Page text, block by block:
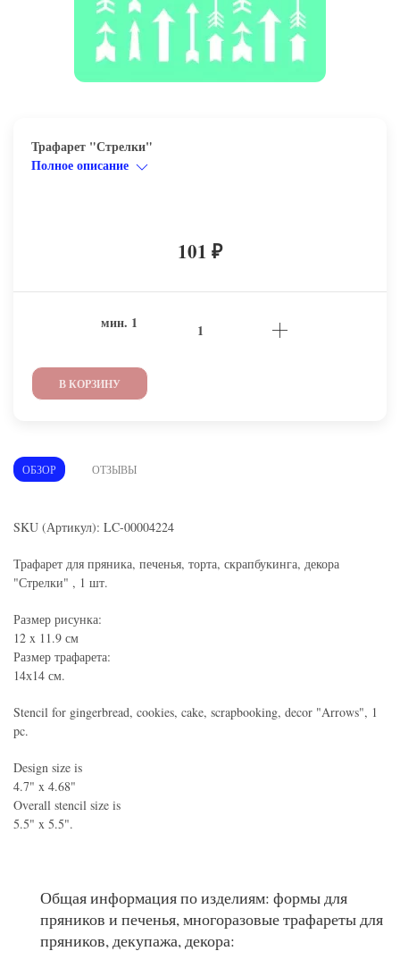
Трафарет "Стрелки"
Полное описание
101 ₽
мин. 1
В КОРЗИНУ
ОБЗОР ОТЗЫВЫ
SKU (Артикул): LC-00004224
Трафарет для пряника, печенья, торта, скрапбукинга, декора
"Стрелки" , 1 шт.
Размер рисунка:
12 x 11.9 см
Размер трафарета:
14х14 см.
Stencil for gingerbread, cookies, cake, scrapbooking, decor "Arrows", 1
pc.
Design size is
4.7" x 4.68"
Overall stencil size is
5.5" x 5.5".
Общая информация по изделиям: формы для
пряников и печенья, многоразовые трафареты для
пряников, декупажа, декора: